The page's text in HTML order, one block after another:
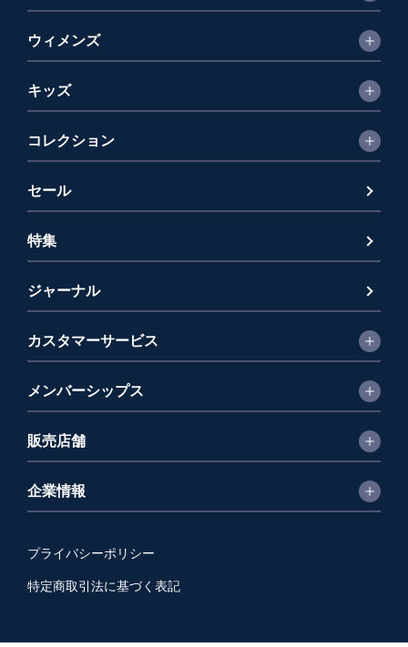
ウィメンズ
キッズ
コレクション
セール
特集
ジャーナル
カスタマーサービス
メンバーシップス
販売店舗
企業情報
プライバシーポリシー
特定商取引法に基づく表記